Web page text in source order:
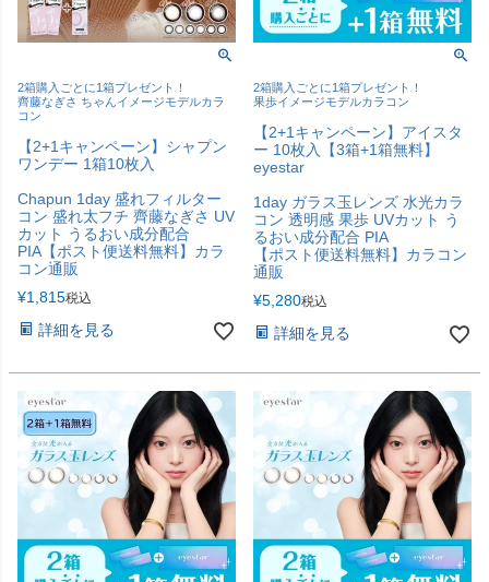
2箱購入ごとに1箱プレゼント！
齊藤なぎさ ちゃんイメージモデルカラ
コン
【2+1キャンペーン】シャプン
ワンデー 1箱10枚入
Chapun 1day 盛れフィルター
コン 盛れ太フチ 齊藤なぎさ UV
カット うるおい成分配合
PIA【ポスト便送料無料】カラ
コン通販
¥1,815税込
詳細を見る
2箱購入ごとに1箱プレゼント！
果歩イメージモデルカラコン
【2+1キャンペーン】アイスタ
ー 10枚入【3箱+1箱無料】
eyestar
1day ガラス玉レンズ 水光カラ
コン 透明感 果歩 UVカット う
るおい成分配合 PIA
【ポスト便送料無料】カラコン
通販
¥5,280税込
詳細を見る